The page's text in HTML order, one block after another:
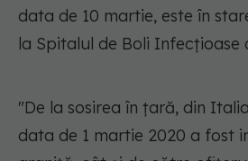
data de 10 martie, este în
la Spitalul de Boli Infecţioase
"De la sosirea în ţară, din
data de 1 martie 2020 a fost